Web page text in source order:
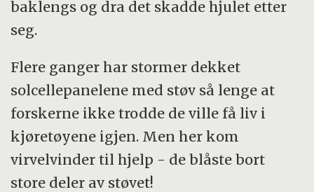
baklengs og dra det skadde hjulet etter
seg.
Flere ganger har stormer dekket
solcellepanelene med støv så lenge at
forskerne ikke trodde de ville få liv i
kjøretøyene igjen. Men her kom
virvelvinder til hjelp - de blåste bort
store deler av støvet!